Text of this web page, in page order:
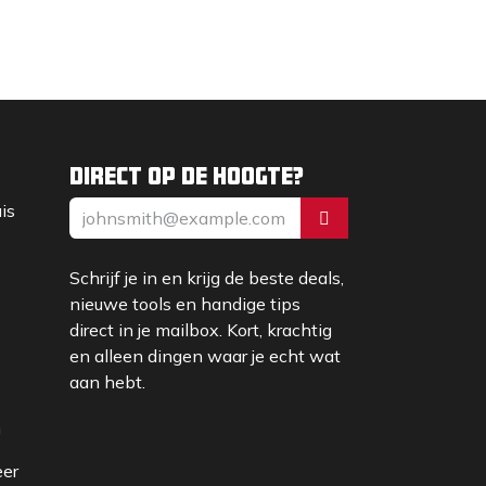
Direct op de hoogte?
Schrijf je in en krijg de beste deals,
nieuwe tools en handige tips
direct in je mailbox. Kort, krachtig
en alleen dingen waar je echt wat
aan hebt.